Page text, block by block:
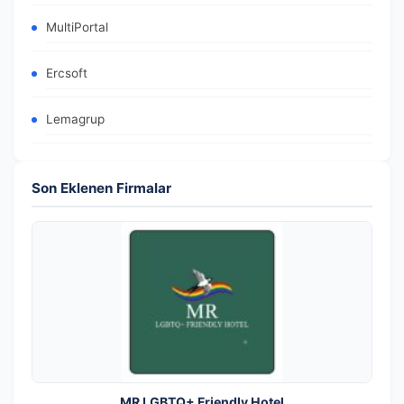
MultiPortal
Ercsoft
Lemagrup
Son Eklenen Firmalar